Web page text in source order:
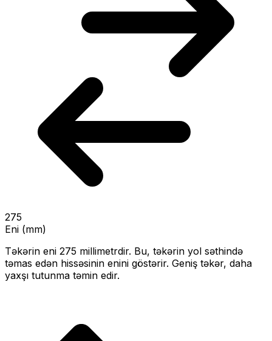
275
Eni (mm)
Təkərin eni 275 millimetrdir. Bu, təkərin yol səthində
təmas edən hissəsinin enini göstərir. Geniş təkər, daha
yaxşı tutunma təmin edir.